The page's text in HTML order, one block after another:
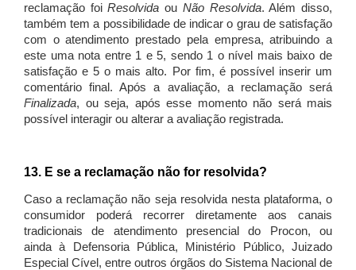
reclamação foiResolvida ou Não Resolvida. Além disso,
também tem a possibilidade de indicar o grau de satisfação
com o atendimento prestado pela empresa, atribuindo a
este uma nota entre 1 e 5, sendo 1 o nível mais baixo de
satisfação e 5 o mais alto. Por fim, é possível inserir um
comentário final. Após a avaliação, a reclamação será
Finalizada, ou seja, após esse momento não será mais
possível interagir ou alterar a avaliação registrada.
13. E se a reclamação não for resolvida?
Caso a reclamação não seja resolvida nesta plataforma, o
consumidor poderá recorrer diretamente aos canais
tradicionais de atendimento presencial do Procon, ou
ainda à Defensoria Pública, Ministério Público, Juizado
Especial Cível, entre outros órgãos do Sistema Nacional de